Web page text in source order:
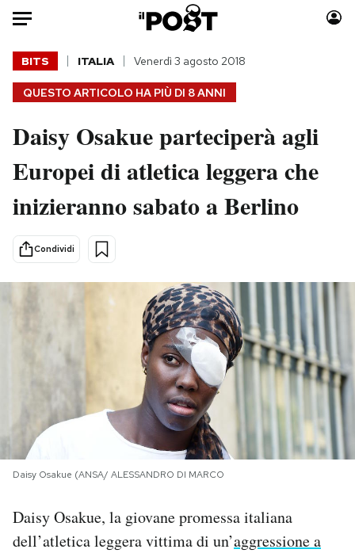
Auto
HOME
Italia
Mondo
Politica
Tecnologia
Scienza
Moda
Consumismi
Storie/Idee
Altrecose
Mondiali calcio 2026
NEWSLETTER
SHOP
QUESTO ARTICOLO HA PIÙ DI 8 ANNI
BITS ITALIA Venerdì 3 agosto 2018
Daisy Osakue parteciperà agli
Europei di atletica leggera che
inizieranno sabato a Berlino
Condividi
Daisy Osakue (ANSA/ ALESSANDRO DI MARCO
Daisy Osakue, la giovane promessa italiana
dell’atletica leggera vittima di un’aggressione a